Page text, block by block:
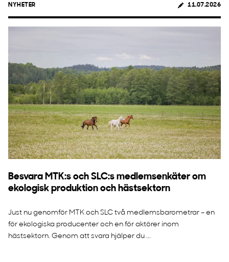
NYHETER 11.07.2026
Besvara MTK:s och SLC:s medlemsenkäter om
ekologisk produktion och hästsektorn
Just nu genomför MTK och SLC två medlemsbarometrar – en
för ekologiska producenter och en för aktörer inom
hästsektorn. Genom att svara hjälper du ...